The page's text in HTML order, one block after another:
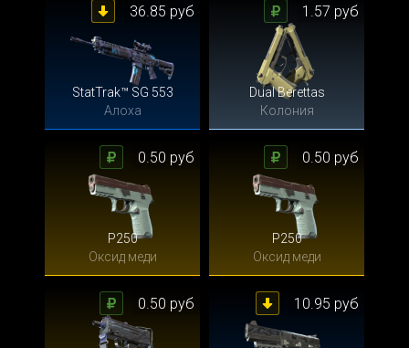
StatTrak™ SG 553
Алоха
36.85 руб
Dual Berettas
Колония
1.57 руб
P250
Оксид меди
0.50 руб
P250
Оксид меди
0.50 руб
0.50 руб 10.95 руб